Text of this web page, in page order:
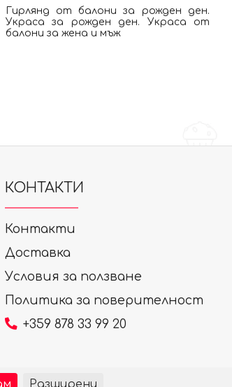
Гирлянд от балони за рожден ден.
Украса за рожден ден. Украса от
балони за жена и мъж
КОНТАКТИ
Контакти
Доставка
Условия за ползване
Политика за поверителност
+359 878 33 99 20
Разширени